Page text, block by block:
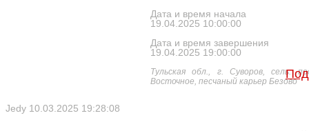
Дата и время начала
19.04.2025 10:00:00
Дата и время завершения
19.04.2025 19:00:00
Тульская обл., г. Суворов, сель.
Восточное, песчаный карьер Безово
Jedy 10.03.2025 19:28:08